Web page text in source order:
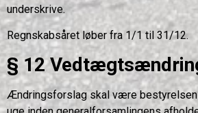
underskrive.
Regnskabsåret løber fra 1/1 til 31/12.
§ 12
Ændringsforslag skal være